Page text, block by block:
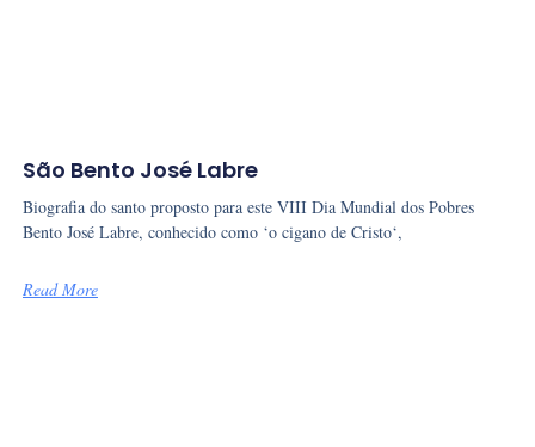
São Bento José Labre
Biografia do santo proposto para este VIII Dia Mundial dos Pobres
Bento José Labre, conhecido como ‘o cigano de Cristo‘,
Read More